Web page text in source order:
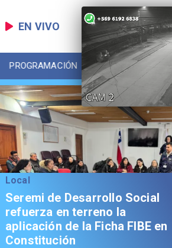
EN VIVO
PROGRAMACIÓN LOCAL
Local
Seremi de Desarrollo Social
refuerza en terreno la
aplicación de la Ficha FIBE en
Constitución